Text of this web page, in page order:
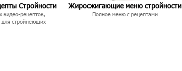
Стройности
видео-рецептов,
стройнеющих
Жиросжигающие меню стройности
Полное меню с рецептами